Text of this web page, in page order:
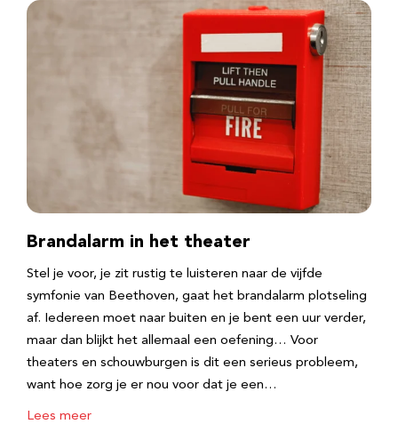
Brandalarm in het theater
Stel je voor, je zit rustig te luisteren naar de vijfde
symfonie van Beethoven, gaat het brandalarm plotseling
af. Iedereen moet naar buiten en je bent een uur verder,
maar dan blijkt het allemaal een oefening… Voor
theaters en schouwburgen is dit een serieus probleem,
want hoe zorg je er nou voor dat je een…
Lees meer